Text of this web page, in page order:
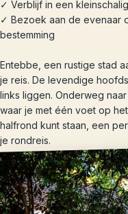
✓ Verblijf in een
✓ Bezoek aan de evenaar
bestemming
Entebbe, een rustige stad
je reis. De levendige
links liggen. Onderweg
waar je met één voet op
halfrond kunt staan, een
je rondreis.